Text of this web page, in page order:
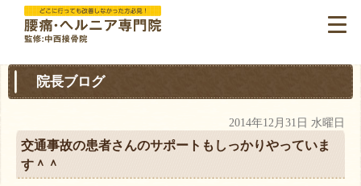
院長ブログ
2014年12月31日 水曜日
交通事故の患者さんのサポートもしっかりやっていま
す＾＾